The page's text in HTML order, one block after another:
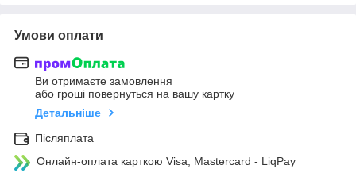
Умови оплати
Ви отримаєте замовлення
або гроші повернуться на вашу картку
Детальніше
Післяплата
Онлайн-оплата карткою Visa, Mastercard - LiqPay